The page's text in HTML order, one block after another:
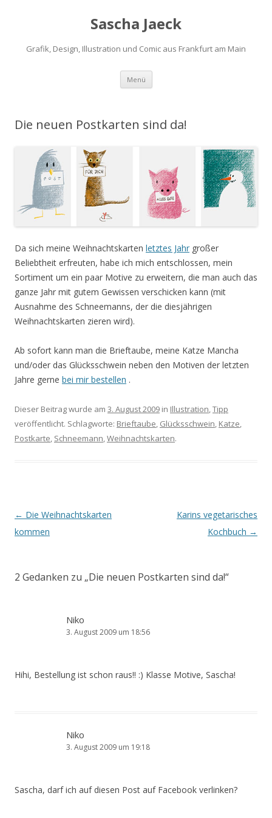
Sascha Jaeck
Grafik, Design, Illustration und Comic aus Frankfurt am Main
Menü Zum
springen
Die neuen Postkarten sind da!
Da sich meine Weihnachtskarten letztes Jahr großer
Beliebtheit erfreuten, habe ich mich entschlossen, mein
Sortiment um ein paar Motive zu erweitern, die man auch das
ganze Jahr mit gutem Gewissen verschicken kann (mit
Ausnahme des Schneemanns, der die diesjährigen
Weihnachtskarten zieren wird).
Ab sofort kann man die Brieftaube, meine Katze Mancha
und/oder das Glücksschwein neben den Motiven der letzten
Jahre gerne bei mir bestellen .
Dieser Beitrag wurde am 3. August 2009 in Illustration,Tipp
veröffentlicht. Schlagworte: Brieftaube, Glücksschwein, Katze,
Postkarte, Schneemann,Weihnachtskarten.
Beitrags-
Navigation
← Die Weihnachtskarten
kommen
Karins vegetarisches
Kochbuch →
2 Gedanken zu „Die neuen Postkarten sind da!“
Niko
3. August 2009 um 18:56
Hihi, Bestellung ist schon raus!! :) Klasse Motive, Sascha!
Niko
3. August 2009 um 19:18
Sascha, darf ich auf diesen Post auf Facebook verlinken?